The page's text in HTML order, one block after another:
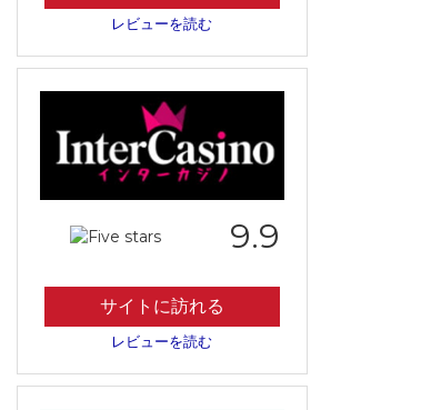
レビューを読む
9.9
サイトに訪れる
レビューを読む